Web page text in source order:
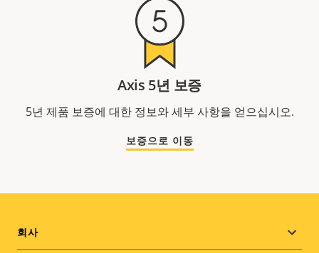
Axis 5년 보증
5년 제품 보증에 대한 정보와 세부 사항을 얻으십시오.
보증으로 이동
Footer
회사